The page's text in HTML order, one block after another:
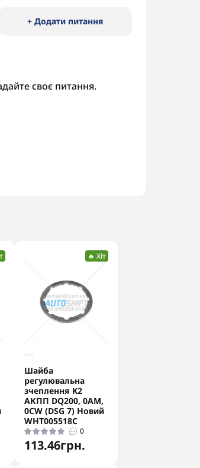
+ Додати питання
своє питання.
🔥 Хіт
Шайба
регулювальна
зчеплення K2
АКПП DQ200, 0AM,
0CW (DSG 7) Новий
WHT005518C
0
113.46грн.